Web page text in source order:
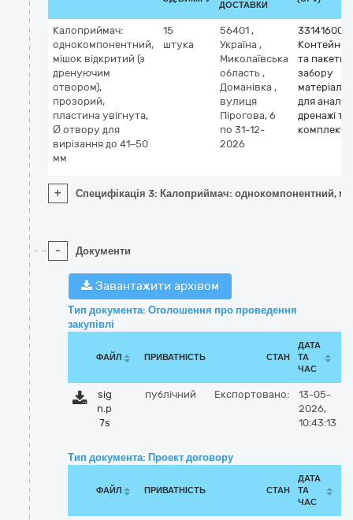
ДОСТАВКИ
Калоприймач:
однокомпонентний,
мішок відкритий (з
дренуючим
отвором),
прозорий,
пластина увігнута,
Ø отвору для
вирізання до 41–50
мм
15
штука
56401 ,
Україна ,
Миколаївська
область ,
Доманівка ,
вулиця
Пірогова, 6
по 31-12-
2026
33141600-
та пакети
забору
матеріалу
для
дренажі та
комплекти
+ Специфікація 3: Калоприймач: однокомпонентний,
- Документи
Завантажити архівом
Тип документа: Оголошення про проведення
закупівлі
ФАЙЛ ПРИВАТНІСТЬ СТАН
ДАТА
ТА
ЧАС
sig
n.p
7s
публічний Експортовано:
13-05-
2026,
10:43:13
Тип документа: Проект договору
ФАЙЛ ПРИВАТНІСТЬ СТАН
ДАТА
ТА
ЧАС